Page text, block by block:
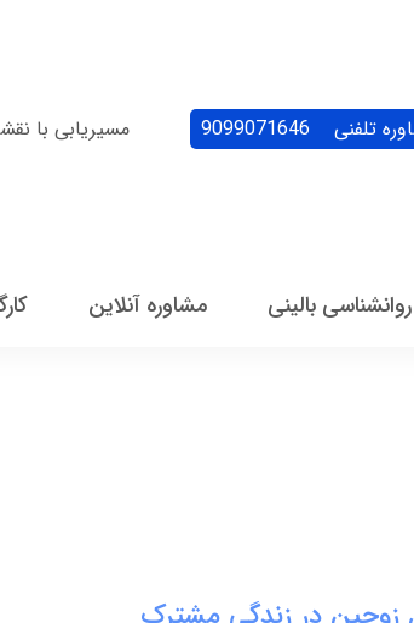
تلفنی 9099071646 مسیریابی با
روانشناسی بالینی مشاوره آنلاین